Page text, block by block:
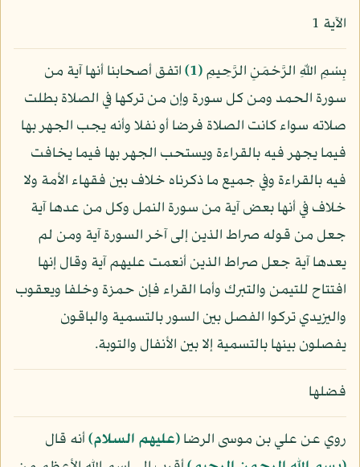
الآية 1
بِسْمِ اللّهِ الرَّحْمَنِ الرَّحِيمِ﴿1﴾
اتفق أصحابنا أنها آية من
سورة الحمد ومن كل سورة وإن من تركها في الصلاة بطلت
صلاته سواء كانت الصلاة فرضا أو نفلا وأنه يجب الجهر بها
فيما يجهر فيه بالقراءة ويستحب الجهر بها فيما يخافت
فيه بالقراءة وفي جميع ما ذكرناه خلاف بين فقهاء الأمة ولا
خلاف في أنها بعض آية من سورة النمل وكل من عدها آية
جعل من قوله صراط الذين إلى آخر السورة آية ومن لم
يعدها آية جعل صراط الذين أنعمت عليهم آية وقال إنها
افتتاح للتيمن والتبرك وأما القراء فإن حمزة وخلفا ويعقوب
واليزيدي تركوا الفصل بين السور بالتسمية والباقون
يفصلون بينها بالتسمية إلا بين الأنفال والتوبة.
فضلها
روي عن علي بن موسى الرضا(عليهم السلام)أنه قال